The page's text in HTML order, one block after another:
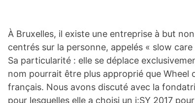
À Bruxelles, il existe une entreprise à but
centrés sur la personne, appelés « slow care
Sa particularité : elle se déplace
nom pourrait être plus approprié que Wheel
français. Nous avons discuté avec la
pour lesquelles elle a choisi un i:SY 2017